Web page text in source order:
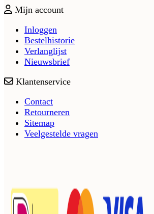
Mijn account
Inloggen
Bestelhistorie
Verlanglijst
Nieuwsbrief
Klantenservice
Contact
Retourneren
Sitemap
Veelgestelde vragen